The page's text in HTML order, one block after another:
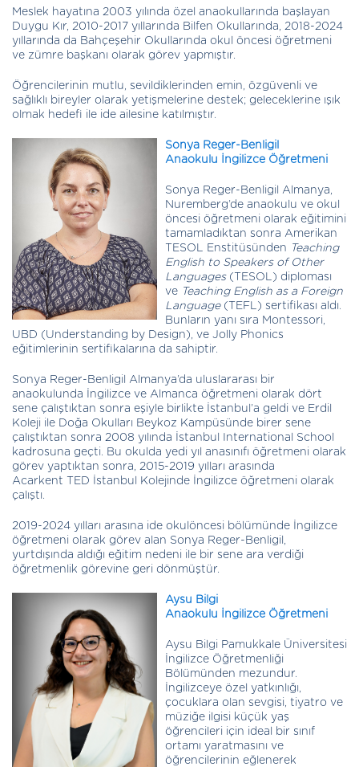
Meslek hayatına 2003 yılında özel anaokullarında başlayan
Duygu Kır, 2010-2017 yıllarında Bilfen Okullarında, 2018-2024
yıllarında da Bahçeşehir Okullarında okul öncesi öğretmeni
ve zümre başkanı olarak görev yapmıştır.
Öğrencilerinin mutlu, sevildiklerinden emin, özgüvenli ve
sağlıklı bireyler olarak yetişmelerine destek; geleceklerine ışık
olmak hedefi ile ide ailesine katılmıştır.
Sonya Reger-Benligil
Anaokulu İngilizce Öğretmeni
Sonya Reger-Benligil Almanya,
Nuremberg’de anaokulu ve okul
öncesi öğretmeni olarak eğitimini
tamamladıktan sonra Amerikan
TESOL Enstitüsünden Teaching
English to Speakers of Other
Languages (TESOL) diploması
ve Teaching English as a Foreign
Language(TEFL) sertifikası aldı.
Bunların yanı sıra Montessori,
UBD (Understanding by Design), ve Jolly Phonics
eğitimlerinin sertifikalarına da sahiptir.
Sonya Reger-Benligil Almanya’da uluslararası bir
anaokulunda İngilizce ve Almanca öğretmeni olarak dört
sene çalıştıktan sonra eşiyle birlikte İstanbul’a geldi ve Erdil
Koleji ile Doğa Okulları Beykoz Kampüsünde birer sene
çalıştıktan sonra 2008 yılında İstanbul International School
kadrosuna geçti. Bu okulda yedi yıl anasınıfı öğretmeni olarak
görev yaptıktan sonra, 2015-2019 yılları arasında
Acarkent TED İstanbul Kolejinde İngilizce öğretmeni olarak
çalıştı.
2019-2024 yılları arasına ide okulöncesi bölümünde İngilizce
öğretmeni olarak görev alan Sonya Reger-Benligil,
yurtdışında aldığı eğitim nedeni ile bir sene ara verdiği
öğretmenlik görevine geri dönmüştür.
Aysu Bilgi
Anaokulu İngilizce Öğretmeni
Aysu Bilgi Pamukkale Üniversitesi
İngilizce Öğretmenliği
Bölümünden mezundur.
İngilizceye özel yatkınlığı,
çocuklara olan sevgisi, tiyatro ve
müziğe ilgisi küçük yaş
öğrencileri için ideal bir sınıf
ortamı yaratmasını ve
öğrencilerinin eğlenerek